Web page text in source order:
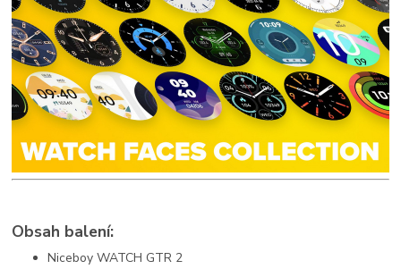
Obsah balení:
Niceboy WATCH GTR 2